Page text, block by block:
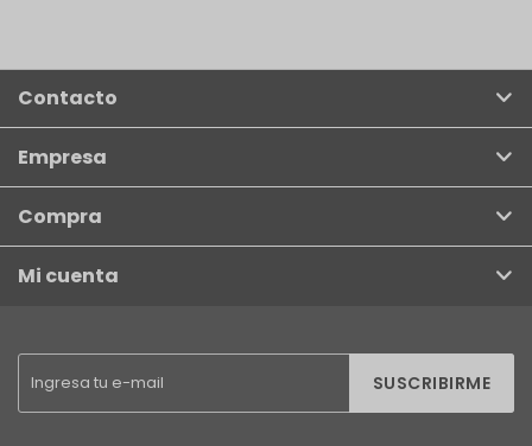
SUSCRIBIRME
Contacto
Empresa
Compra
Mi cuenta